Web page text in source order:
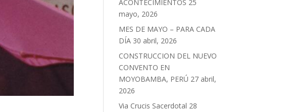
ACONTECIMIENTOS 25
mayo, 2026
MES DE MAYO – PARA CADA
DÍA 30 abril, 2026
CONSTRUCCION DEL NUEVO
CONVENTO EN
MOYOBAMBA, PERÚ 27 abril,
2026
Via Crucis Sacerdotal 28